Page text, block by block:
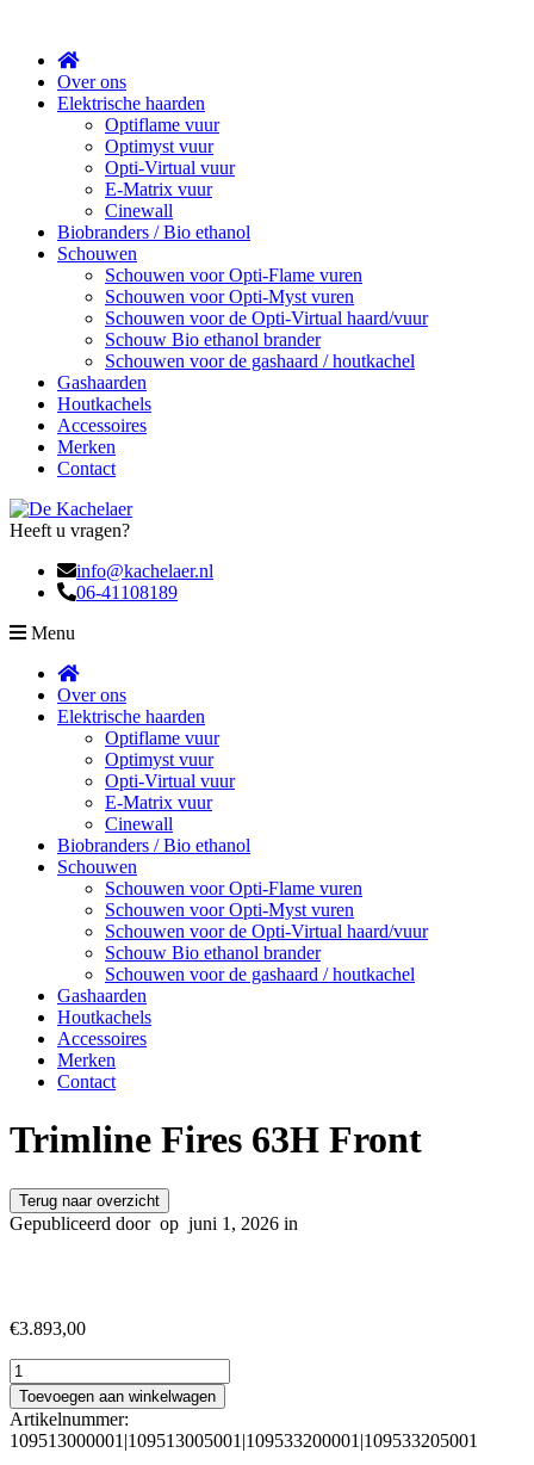
Over ons
Elektrische haarden
Optiflame vuur
Optimyst vuur
Opti-Virtual vuur
E-Matrix vuur
Cinewall
Biobranders / Bio ethanol
Schouwen
Schouwen voor Opti-Flame vuren
Schouwen voor Opti-Myst vuren
Schouwen voor de Opti-Virtual haard/vuur
Schouw Bio ethanol brander
Schouwen voor de gashaard / houtkachel
Gashaarden
Houtkachels
Accessoires
Merken
Contact
Heeft u vragen?
info@kachelaer.nl
06-41108189
Menu
Over ons
Elektrische haarden
Optiflame vuur
Optimyst vuur
Opti-Virtual vuur
E-Matrix vuur
Cinewall
Biobranders / Bio ethanol
Schouwen
Schouwen voor Opti-Flame vuren
Schouwen voor Opti-Myst vuren
Schouwen voor de Opti-Virtual haard/vuur
Schouw Bio ethanol brander
Schouwen voor de gashaard / houtkachel
Gashaarden
Houtkachels
Accessoires
Merken
Contact
Trimline Fires 63H Front
Terug naar overzicht
Gepubliceerd door op juni 1, 2026 in
€3.893,00
Trimline
Fires
63H
Front
aantal
Toevoegen aan winkelwagen
Artikelnummer:
109513000001|109513005001|109533200001|109533205001